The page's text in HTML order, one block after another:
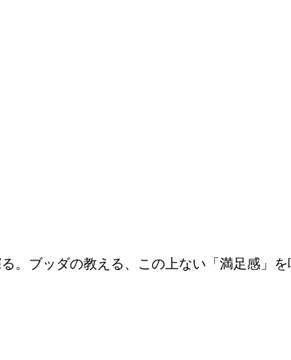
。ブッダの教える、この上ない「満足感」を